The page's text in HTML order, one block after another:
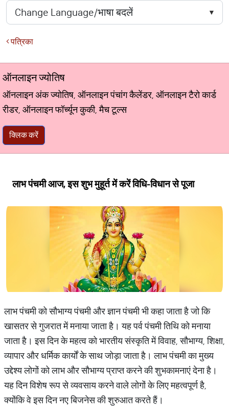
पत्रिका
ऑनलाइन ज्योतिष
ऑनलाइन अंक ज्योतिष, ऑनलाइन पंचांग कैलेंडर, ऑनलाइन टैरो कार्ड
रीडर, ऑनलाइन फॉर्च्यून कुकी, मैच टूल्स
क्लिक करें
लाभ पंचमी आज, इस शुभ मुहूर्त में करें विधि-विधान से पूजा
लाभ पंचमी को सौभाग्य पंचमी और ज्ञान पंचमी भी कहा जाता है जो कि
खासतर से गुजरात में मनाया जाता है। यह पर्व पंचमी तिथि को मनाया
जाता है। इस दिन के महत्व को भारतीय संस्कृति में विवाह, सौभाग्य, शिक्षा,
व्यापार और धर्मिक कार्यों के साथ जोड़ा जाता है। लाभ पंचमी का मुख्य
उद्देश्य लोगों को लाभ और सौभाग्य प्राप्त करने की शुभकामनाएं देना है।
यह दिन विशेष रूप से व्यवसाय करने वाले लोगों के लिए महत्वपूर्ण है,
क्योंकि वे इस दिन नए बिजनेस की शुरुआत करते हैं।